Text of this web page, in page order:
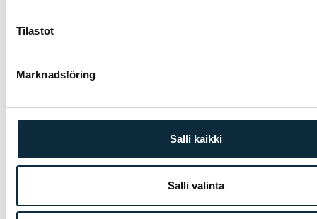
Tilastot
Marknadsföring
Salli kaikki
Salli valinta
ring eller titta in i butiken i Jakobstad.
SE ÄVEN
Vattenflaskor